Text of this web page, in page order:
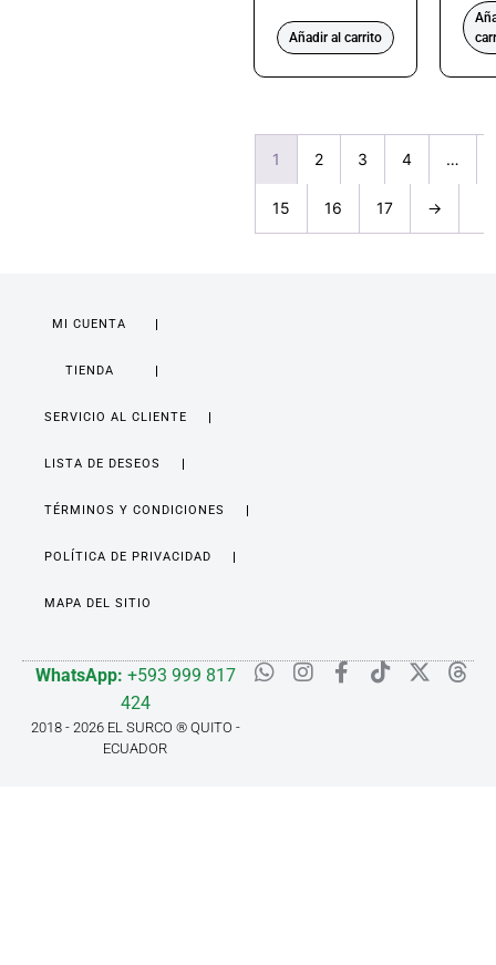
Añadir al carrito
1 2 3 4 …
15 16 17 →
MI CUENTA
TIENDA
SERVICIO AL CLIENTE
LISTA DE DESEOS
TÉRMINOS Y CONDICIONES
POLÍTICA DE PRIVACIDAD
MAPA DEL SITIO
WhatsApp: +593 999 817
424
2018 - 2026 EL SURCO ® QUITO -
ECUADOR